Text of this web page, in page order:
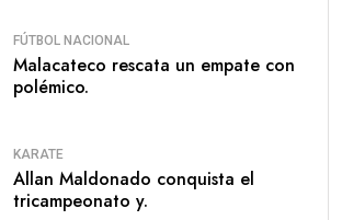
FÚTBOL NACIONAL
Malacateco rescata un empate con
polémico.
KARATE
Allan Maldonado conquista el
tricampeonato y.